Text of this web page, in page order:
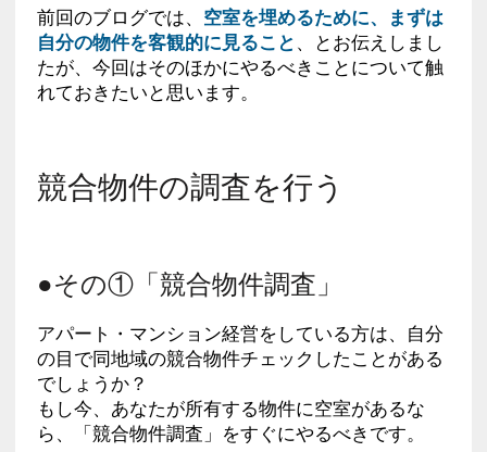
前回のブログでは、 空室を埋めるために、まずは
自分の物件を客観的に見ること、とお伝えしまし
たが、今回はそのほかにやるべきことについて触
れておきたいと思います。
競合物件の調査を行う
●その①「競合物件調査」
アパート・マンション経営をしている方は、自分
の目で同地域の競合物件チェックしたことがある
でしょうか？
もし今、あなたが所有する物件に空室があるな
ら、「競合物件調査」をすぐにやるべきです。